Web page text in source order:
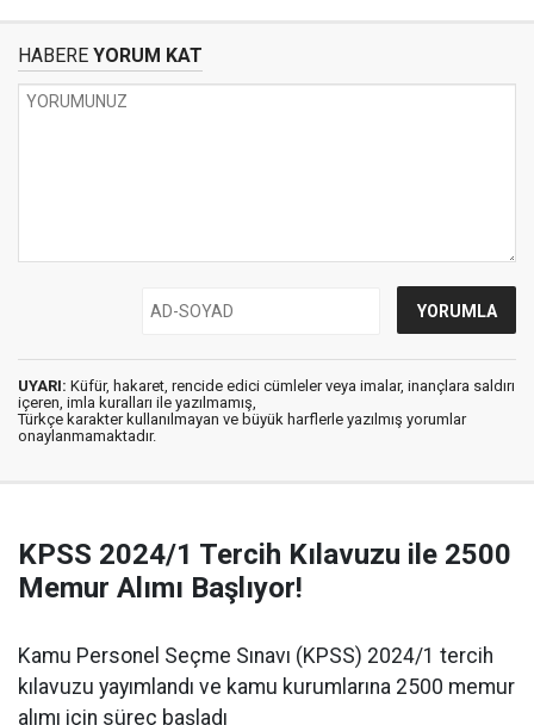
HABERE YORUM KAT
UYARI: Küfür, hakaret, rencide edici cümleler veya imalar, inançlara saldırı
içeren, imla kuralları ile yazılmamış,
Türkçe karakter kullanılmayan ve büyük harflerle yazılmış yorumlar
onaylanmamaktadır.
KPSS 2024/1 Tercih Kılavuzu ile 2500
Memur Alımı Başlıyor!
Kamu Personel Seçme Sınavı (KPSS) 2024/1 tercih
kılavuzu yayımlandı ve kamu kurumlarına 2500 memur
alımı için süreç başladı